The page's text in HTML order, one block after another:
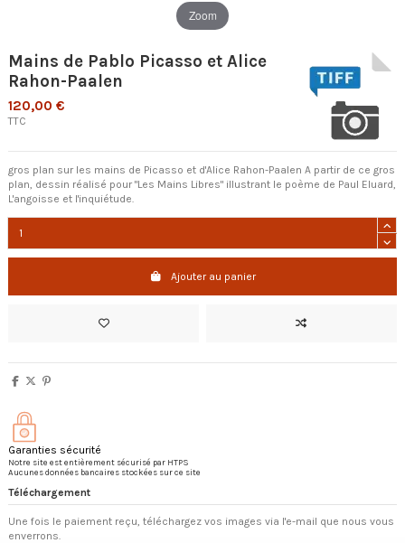
Zoom
Mains de Pablo Picasso et Alice
Rahon-Paalen
120,00 €
TTC
gros plan sur les mains de Picasso et d'Alice Rahon-Paalen A partir de ce gros
plan, dessin réalisé pour "Les Mains Libres" illustrant le poème de Paul Eluard,
L'angoisse et l'inquiétude.
Ajouter au panier
Garanties sécurité
Notre site est entièrement sécurisé par HTPS
Aucunes données bancaires stockées sur ce site
Téléchargement
Une fois le paiement reçu, téléchargez vos images via l'e-mail que nous vous
enverrons.